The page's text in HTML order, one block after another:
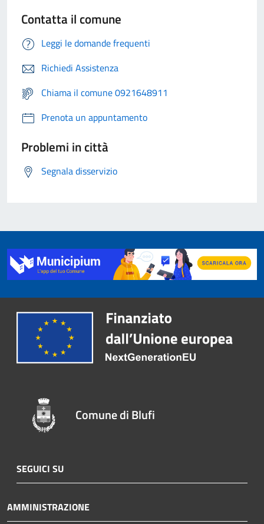
Contatta il comune
Leggi le domande frequenti
Richiedi Assistenza
Chiama il comune 0921648911
Prenota un appuntamento
Problemi in città
Segnala disservizio
Comune di Blufi
SEGUICI SU
AMMINISTRAZIONE